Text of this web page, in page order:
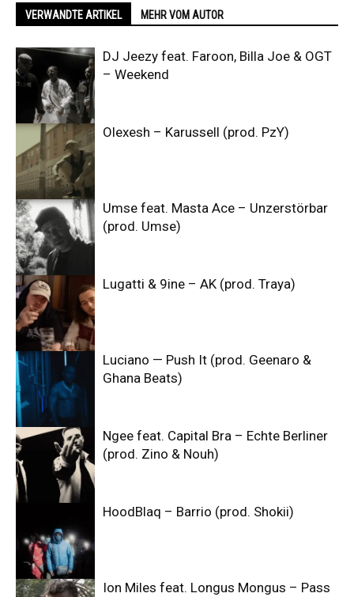
VERWANDTE ARTIKEL MEHR VOM AUTOR
DJ Jeezy feat. Faroon, Billa Joe & OGT
– Weekend
Olexesh – Karussell (prod. PzY)
Umse feat. Masta Ace – Unzerstörbar
(prod. Umse)
Lugatti & 9ine – AK (prod. Traya)
Luciano — Push It (prod. Geenaro &
Ghana Beats)
Ngee feat. Capital Bra – Echte Berliner
(prod. Zino & Nouh)
HoodBlaq – Barrio (prod. Shokii)
Ion Miles feat. Longus Mongus – Pass